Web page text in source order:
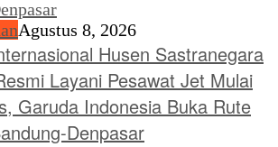
Agustus 8, 2026
Husen Sastranegara
Layani Pesawat Jet Mulai
Garuda Indonesia Buka Rute
Denpasar